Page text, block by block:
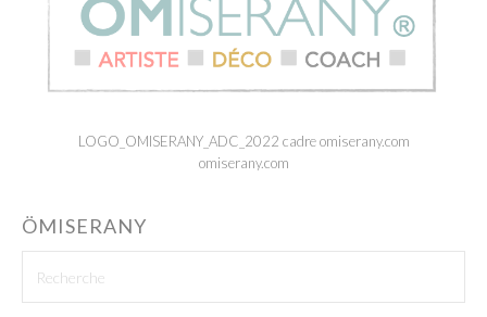
LOGO_OMISERANY_ADC_2022 cadre omiserany.com
omiserany.com
ÖMISERANY